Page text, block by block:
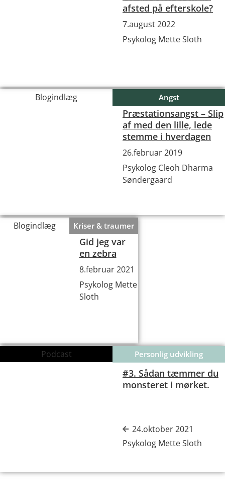
afsted på efterskole?
7.august 2022
Psykolog Mette Sloth
Blogindlæg Angst
Præstationsangst – Slip
af med den lille, lede
stemme i hverdagen
26.februar 2019
Psykolog Cleoh Dharma
Søndergaard
Blogindlæg Kriser & traumer
Gid jeg var
en zebra
8.februar 2021
Psykolog Mette
Sloth
Podcast Personlig udvikling
#3. Sådan tæmmer du
monsteret i mørket.
24.oktober 2021
Psykolog Mette Sloth